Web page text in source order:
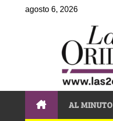
agosto 6, 2026
AL MINUTO